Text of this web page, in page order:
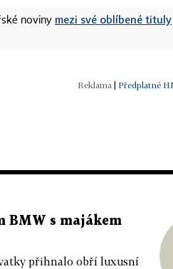
noviny mezi své oblíbené tituly
| Předplatné
BMW s majákem
přihnalo obří luxusní